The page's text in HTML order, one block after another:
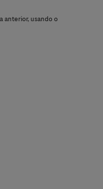
anterior, usando o